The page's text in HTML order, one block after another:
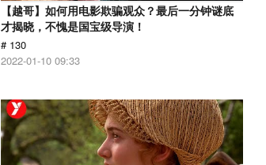
【越哥】如何用电影欺骗观众？最后一分钟谜底
才揭晓，不愧是国宝级导演！
# 130
2022-01-10 09:33